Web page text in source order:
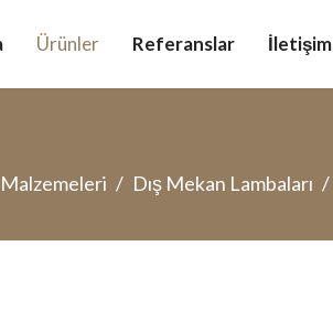
Ürünler Referanslar İletişim
Dış Mekan Lambaları